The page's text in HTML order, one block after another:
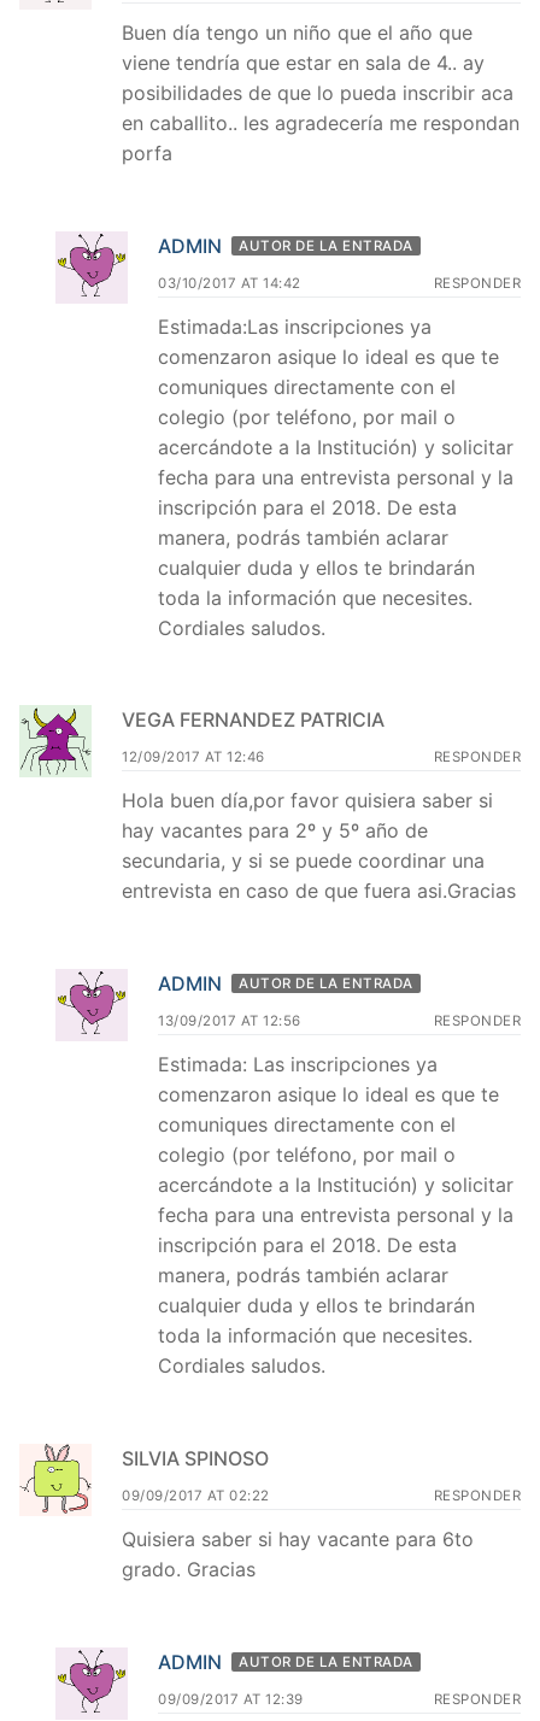
Buen día tengo un niño que el año que
viene tendría que estar en sala de 4.. ay
posibilidades de que lo pueda inscribir aca
en caballito.. les agradecería me respondan
porfa
ADMIN AUTOR DE LA ENTRADA
03/10/2017 AT 14:42 RESPONDER
Estimada:Las inscripciones ya
comenzaron asique lo ideal es que te
comuniques directamente con el
colegio (por teléfono, por mail o
acercándote a la Institución) y solicitar
fecha para una entrevista personal y la
inscripción para el 2018. De esta
manera, podrás también aclarar
cualquier duda y ellos te brindarán
toda la información que necesites.
Cordiales saludos.
VEGA FERNANDEZ PATRICIA
12/09/2017 AT 12:46 RESPONDER
Hola buen día,por favor quisiera saber si
hay vacantes para 2º y 5º año de
secundaria, y si se puede coordinar una
entrevista en caso de que fuera asi.Gracias
ADMIN AUTOR DE LA ENTRADA
13/09/2017 AT 12:56 RESPONDER
Estimada: Las inscripciones ya
comenzaron asique lo ideal es que te
comuniques directamente con el
colegio (por teléfono, por mail o
acercándote a la Institución) y solicitar
fecha para una entrevista personal y la
inscripción para el 2018. De esta
manera, podrás también aclarar
cualquier duda y ellos te brindarán
toda la información que necesites.
Cordiales saludos.
SILVIA SPINOSO
09/09/2017 AT 02:22 RESPONDER
Quisiera saber si hay vacante para 6to
grado. Gracias
ADMIN AUTOR DE LA ENTRADA
09/09/2017 AT 12:39 RESPONDER